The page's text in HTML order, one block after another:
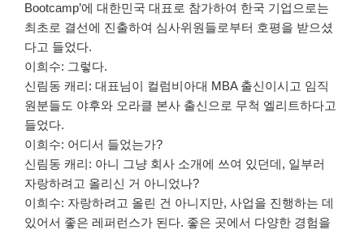
Bootcamp’에 대한민국 대표로 참가하여 한국 기업으로는
최초로 결선에 진출하여 심사위원들로부터 호평을 받으셨
다고 들었다.
이희수: 그렇다.
신림동 캐리: 대표님이 컬럼비아대 MBA 출신이시고 임직
원분들도 야후와 오라클 본사 출신으로 무척 엘리트하다고
들었다.
이희수: 어디서 들었는가?
신림동 캐리: 아니 그냥 회사 소개에 쓰여 있던데, 일부러
자랑하려고 올리신 거 아니었나?
이희수: 자랑하려고 올린 건 아니지만, 사업을 진행하는 데
있어서 좋은 레퍼런스가 된다. 좋은 곳에서 다양한 경험을